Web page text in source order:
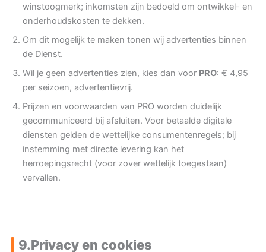
winstoogmerk; inkomsten zijn bedoeld om ontwikkel- en
onderhoudskosten te dekken.
Om dit mogelijk te maken tonen wij advertenties binnen
de Dienst.
Wil je geen advertenties zien, kies dan voor PRO: € 4,95
per seizoen, advertentievrij.
Prijzen en voorwaarden van PRO worden duidelijk
gecommuniceerd bij afsluiten. Voor betaalde digitale
diensten gelden de wettelijke consumentenregels; bij
instemming met directe levering kan het
herroepingsrecht (voor zover wettelijk toegestaan)
vervallen.
9.Privacy en cookies